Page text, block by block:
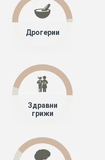
Дрогерии
Здравни
грижи